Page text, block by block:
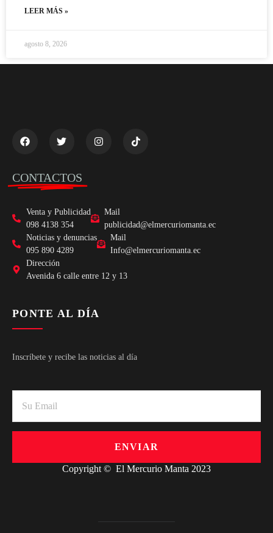
LEER MÁS »
agosto 8, 2026
CONTACTOS
Venta y Publicidad
098 4138 354
Mail
publicidad@elmercuriomanta.ec
Noticias y denuncias
095 890 4289
Mail
Info@elmercuriomanta.ec
Dirección
Avenida 6 calle entre 12 y 13
PONTE AL DÍA
Inscríbete y recibe las noticias al día
ENVIAR
Copyright © El Mercurio Manta 2023